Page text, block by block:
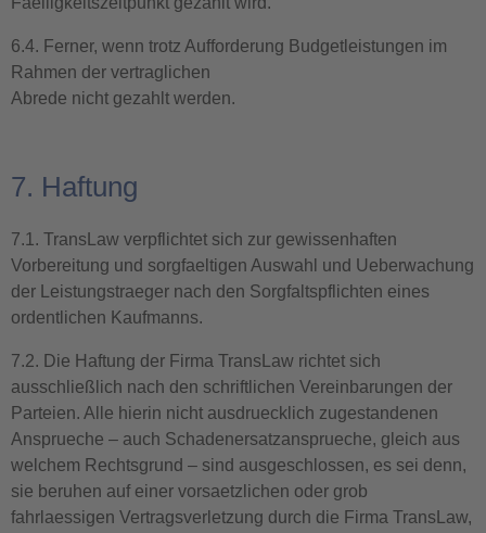
6.4. Ferner, wenn trotz Aufforderung Budgetleistungen im
Rahmen der vertraglichen
Abrede nicht gezahlt werden.
7. Haftung
7.1. TransLaw verpflichtet sich zur gewissenhaften
Vorbereitung und sorgfaeltigen Auswahl und Ueberwachung
der Leistungstraeger nach den Sorgfaltspflichten eines
ordentlichen Kaufmanns.
7.2. Die Haftung der Firma TransLaw richtet sich
ausschließlich nach den schriftlichen Vereinbarungen der
Parteien. Alle hierin nicht ausdruecklich zugestandenen
Ansprueche – auch Schadenersatzansprueche, gleich aus
welchem Rechtsgrund – sind ausgeschlossen, es sei denn,
sie beruhen auf einer vorsaetzlichen oder grob
fahrlaessigen Vertragsverletzung durch die Firma TransLaw,